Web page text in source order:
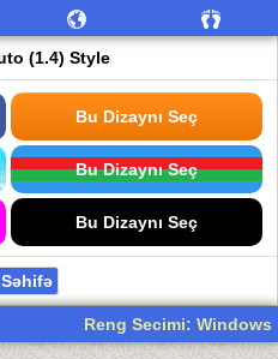
(1.4) Style
Bu Dizaynı Seç
Bu Dizaynı Seç
Bu Dizaynı Seç
Reng Secimi: Windows